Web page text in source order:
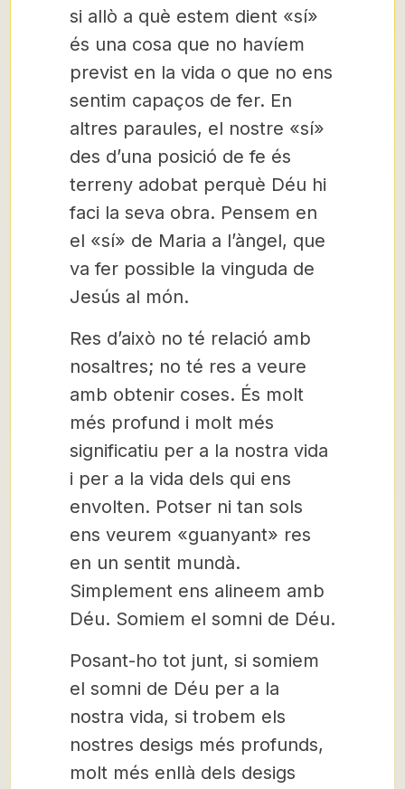
si allò a què estem dient «sí»
és una cosa que no havíem
previst en la vida o que no ens
sentim capaços de fer. En
altres paraules, el nostre «sí»
des d’una posició de fe és
terreny adobat perquè Déu hi
faci la seva obra. Pensem en
el «sí» de Maria a l’àngel, que
va fer possible la vinguda de
Jesús al món.
Res d’això no té relació amb
nosaltres; no té res a veure
amb obtenir coses. És molt
més profund i molt més
significatiu per a la nostra vida
i per a la vida dels qui ens
envolten. Potser ni tan sols
ens veurem «guanyant» res
en un sentit mundà.
Simplement ens alineem amb
Déu. Somiem el somni de Déu.
Posant-ho tot junt, si somiem
el somni de Déu per a la
nostra vida, si trobem els
nostres desigs més profunds,
molt més enllà dels desigs